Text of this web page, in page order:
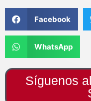
Facebook
WhatsApp
Síguenos